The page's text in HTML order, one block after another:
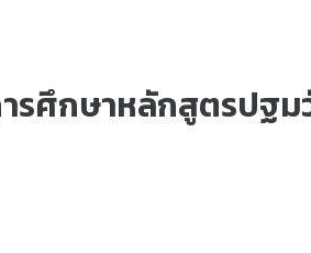
รศึกษาหลักสูตรปฐ